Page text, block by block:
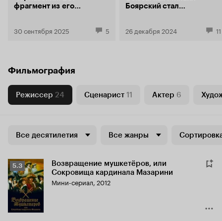
фрагмент из его
чудес» с Аллой
30 сентября 2025 5
Боярский стал
26 декабря 2024 11
Фильмография
Режиссер 24 Сценарист 11 Актер 6
Все десятилетия Все жанры
Рейтинг
Кинопоиска
5.3
5.3
Возвращение мушкетёров, или
Сокровища кардинала Мазарини
Мини-сериал, 2012